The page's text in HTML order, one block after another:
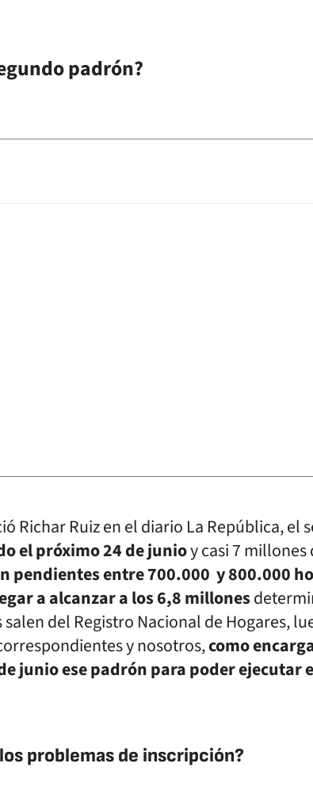
padrón?
Richar Ruiz en el diario La República, el
el próximo 24 de junioy casi 7
pendientes entre 700.000 y 800.000
a alcanzar a los 6,8 millones
del Registro Nacional de Hogares,
y nosotros,como
junio ese padrón para poder ejecutar
problemas de inscripción?